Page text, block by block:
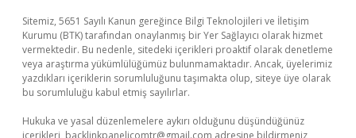
Sitemiz, 5651 Sayılı Kanun gereğince Bilgi Teknolojileri ve İletişim
Kurumu (BTK) tarafından onaylanmış bir Yer Sağlayıcı olarak hizmet
vermektedir. Bu nedenle, sitedeki içerikleri proaktif olarak denetleme
veya araştırma yükümlülüğümüz bulunmamaktadır. Ancak, üyelerimiz
yazdıkları içeriklerin sorumluluğunu taşımakta olup, siteye üye olarak
bu sorumluluğu kabul etmiş sayılırlar.
Hukuka ve yasal düzenlemelere aykırı olduğunu düşündüğünüz
içerikleri, backlinkpanelicomtr@gmail.com adresine bildirmeniz